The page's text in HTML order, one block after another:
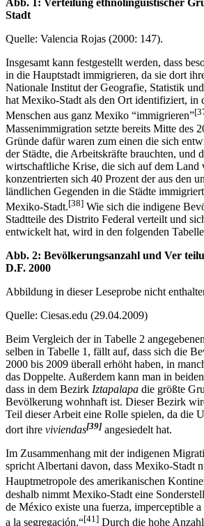
Abb. 1: Verteilung ethnolinguistischer
Insgesamt kann festgestellt werden, dass
in die Hauptstadt immigrieren, da sie dort
Nationale Institut der Geografie, Statistik
hat Mexiko-Stadt als den Ort identifiziert, in
Menschen aus ganz Mexiko “immigrieren”
Massenimmigration setzte bereits Mitte des
Gründe dafür waren zum einen die sich
der Städte, die Arbeitskräfte brauchten, und
wirtschaftliche Krise, die sich auf dem Land
konzentrierten sich 40 Prozent der aus den
ländlichen Gegenden in die Städte
Mexiko-Stadt.[38]Wie sich die indigene
Stadtteile des Distrito Federal verteilt und
Abb. 2: Bevölkerungsanzahl und Ver
Beim Vergleich der in Tabelle 2
selben in Tabelle 1, fällt auf, dass sich die
2000 bis 2009 überall erhöht haben, in
das Doppelte. Außerdem kann man in beiden
dass in dem BezirkIztapalapadie größte
Bevölkerung wohnhaft ist. Dieser Bezirk
Teil dieser Arbeit eine Rolle spielen, da die
Im Zusammenhang mit der indigenen
spricht Albertani davon, dass Mexiko-Stadt
Hauptmetropole des amerikanischen
deshalb nimmt Mexiko-Stadt eine
de México existe una fuerza, imperceptible a